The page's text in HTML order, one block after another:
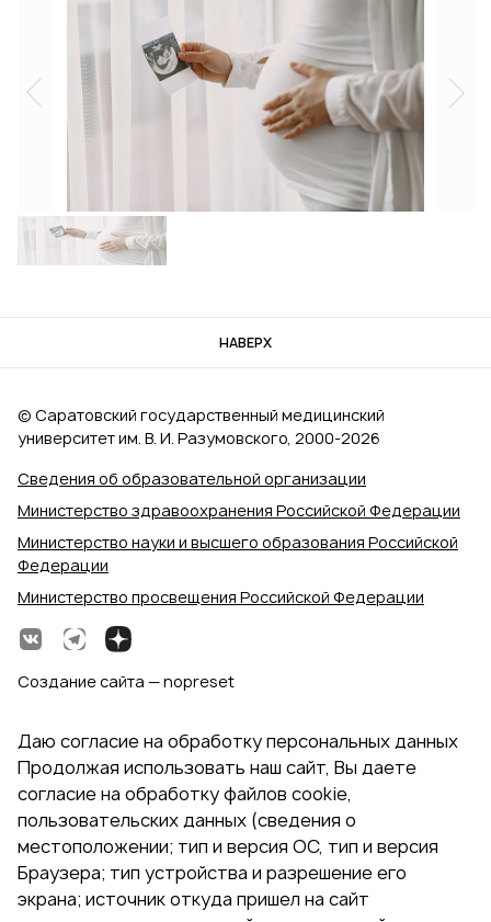
НАВЕРХ
Сведения об образовательной организации
Министерство здравоохранения Российской Федерации
Министерство науки и высшего образования Российской
Федерации
Министерство просвещения Российской Федерации
© Саратовский государственный медицинский
университет им. В. И. Разумовского, 2000‑2026
Создание сайта — nopreset
Даю согласие на обработку персональных данных
Продолжая использовать наш сайт, Вы даете
согласие на обработку файлов cookie,
пользовательских данных (сведения о
местоположении; тип и версия ОС, тип и версия
Браузера; тип устройства и разрешение его
экрана; источник откуда пришел на сайт